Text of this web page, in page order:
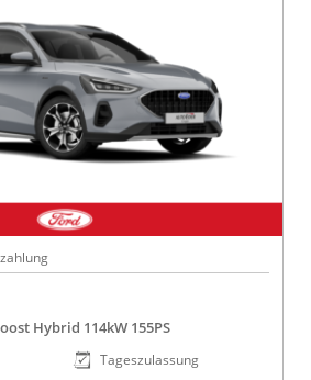
Hybrid 114kW 155PS
Tageszulassung